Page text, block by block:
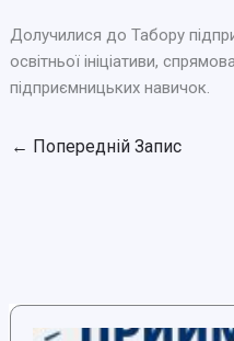
Долучилися до Табору
освітньої ініціативи,
підприємницьких навичок.
← Попередній Запис